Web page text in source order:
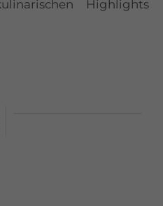
Highlights